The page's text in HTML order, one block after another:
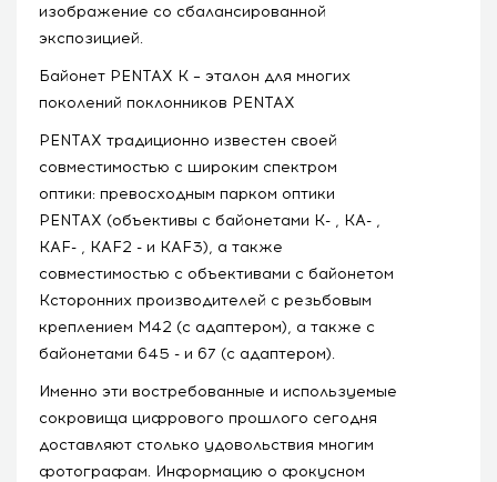
изображение со сбалансированной
экспозицией.
Байонет PENTAX K – эталон для многих
поколений поклонников PENTAX
PENTAX традиционно известен своей
совместимостью с широким спектром
оптики: превосходным парком оптики
PENTAX (объективы с байонетами K- , KA- ,
KAF- , KAF2 - и KAF3), а также
совместимостью с объективами с байонетом
Kсторонних производителей с резьбовым
креплением М42 (с адаптером), а также с
байонетами 645 - и 67 (с адаптером).
Именно эти востребованные и используемые
сокровища цифрового прошлого сегодня
доставляют столько удовольствия многим
фотографам. Информацию о фокусном